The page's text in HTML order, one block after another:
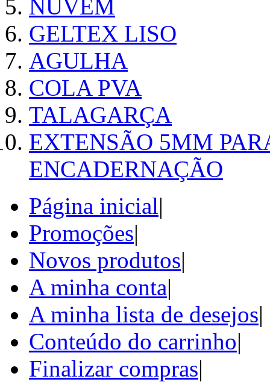
NUVEM
GELTEX LISO
AGULHA
COLA PVA
TALAGARÇA
EXTENSÃO 5MM
ENCADERNAÇÃO
Página inicial|
Promoções|
Novos produtos|
A minha conta|
A minha lista de desejos|
Conteúdo do carrinho|
Finalizar compras|